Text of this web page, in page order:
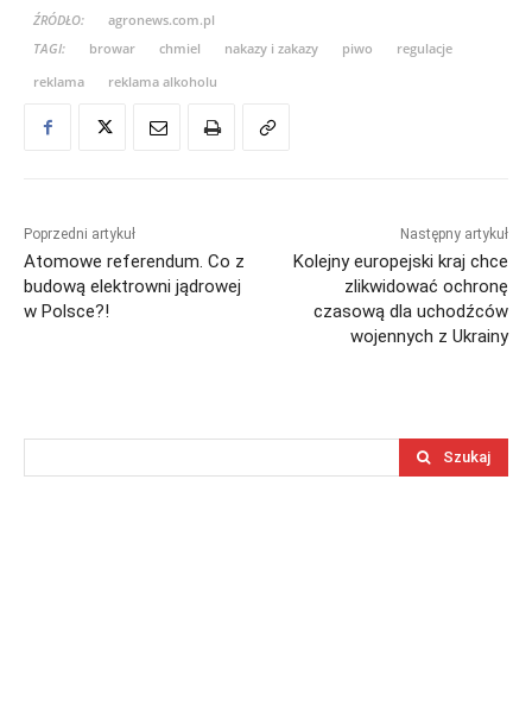
ŹRÓDŁO:
agronews.com.pl
TAGI:
browar chmiel nakazy i zakazy piwo
regulacje
reklama
reklama alkoholu
Poprzedni artykuł
Atomowe referendum. Co z
budową elektrowni jądrowej
w Polsce?!
Następny artykuł
Kolejny europejski kraj chce
zlikwidować ochronę
czasową dla uchodźców
wojennych z Ukrainy
Szukaj